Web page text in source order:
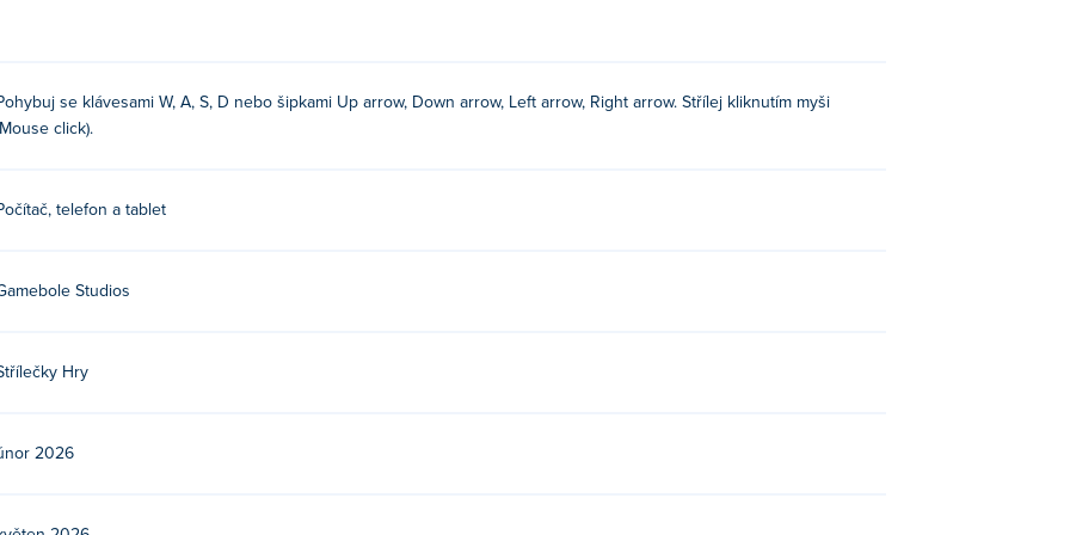
Zahrajte si jejich další hry na Poki:
se klávesami W, A, S, D nebo šipkami Up arrow, Down arrow, Left arrow, Right arrow. Střílej kliknutím myši
click).
telefon a tablet
Studios
Hry
2026